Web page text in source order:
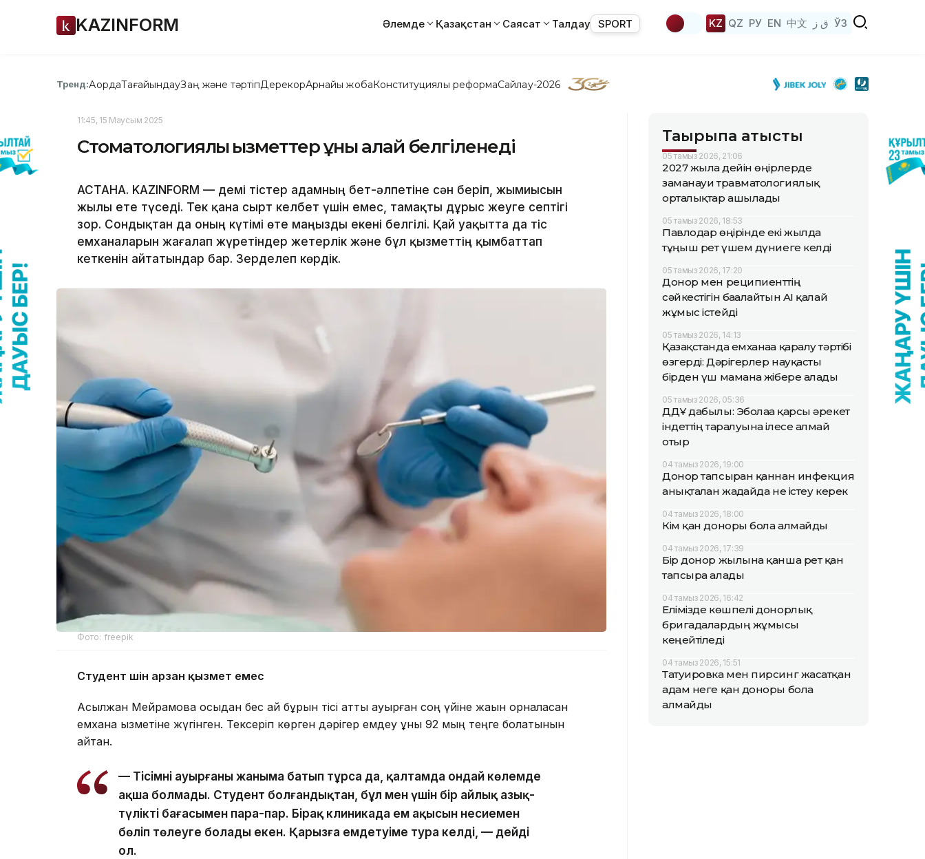
KAZINFORM Әлемде Қазақстан Саясат Талдау SPORT KZ QZ РУ EN 中文 ق ز ЎЗ
Тренд:АқордаТағайындауЗаң және тәртіпДерекқорАрнайы жобаКонституциялық реформаСайлау-2026
11:45, 15 Маусым 2025
Стоматологиялық қызметтер құны қалай белгіленеді
АСТАНА. KAZINFORM — Әдемі тістер адамның бет-әлпетіне сән беріп, жымиысын
жылы ете түседі. Тек қана сырт келбет үшін емес, тамақты дұрыс жеуге септігі
зор. Сондықтан да оның күтімі өте маңызды екені белгілі. Қай уақытта да тіс
емханаларын жағалап жүретіндер жетерлік және бұл қызметтің қымбаттап
кеткенін айтатындар бар. Зерделеп көрдік.
Фото: freepik
Студент үшін арзан қызмет емес
Асылжан Мейрамова осыдан бес ай бұрын тісі қатты ауырған соң үйіне жақын орналасқан
емхана қызметіне жүгінген. Тексеріп көрген дәрігер емдеу құны 92 мың теңге болатынын
айтқан.
— Тісімнің ауырғаны жаныма батып тұрса да, қалтамда ондай көлемде
ақша болмады. Студент болғандықтан, бұл мен үшін бір айлық азық-
түліктің бағасымен пара-пар. Бірақ клиникада ем ақысын несиемен
бөліп төлеуге болады екен. Қарызға емдетуіме тура келді, — дейді
ол.
Тақырыпқа қатысты
05 тамыз 2026, 21:06
2027 жылға дейін өңірлерде
заманауи травматологиялық
орталықтар ашылады
05 тамыз 2026, 18:53
Павлодар өңірінде екі жылда
тұңғыш рет үшем дүниеге келді
05 тамыз 2026, 17:20
Донор мен реципиенттің
сәйкестігін бағалайтын AI қалай
жұмыс істейді
05 тамыз 2026, 14:13
Қазақстанда емханаға қаралу тәртібі
өзгерді: Дәрігерлер науқасты
бірден үш маманға жібере алады
05 тамыз 2026, 05:36
ДДҰ дабылы: Эболаға қарсы әрекет
індеттің таралуына ілесе алмай
отыр
04 тамыз 2026, 19:00
Донор тапсырған қаннан инфекция
анықталған жағдайда не істеу керек
04 тамыз 2026, 18:00
Кім қан доноры бола алмайды
04 тамыз 2026, 17:39
Бір донор жылына қанша рет қан
тапсыра алады
04 тамыз 2026, 16:42
Елімізде көшпелі донорлық
бригадалардың жұмысы
кеңейтіледі
04 тамыз 2026, 15:51
Татуировка мен пирсинг жасатқан
адам неге қан доноры бола
алмайды